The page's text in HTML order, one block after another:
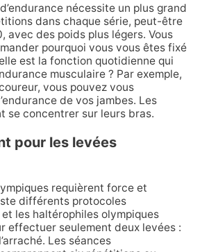
nécessite un plus grand
dans chaque série, peut-être
avec des poids plus légers. Vous
pourquoi vous vous êtes fixé
est la fonction quotidienne qui
musculaire ? Par exemple,
vous pouvez vous
de vos jambes. Les
se concentrer sur leurs bras.
pour les levées
requièrent force et
différents protocoles
et les haltérophiles olympiques
effectuer seulement deux levées :
Les séances